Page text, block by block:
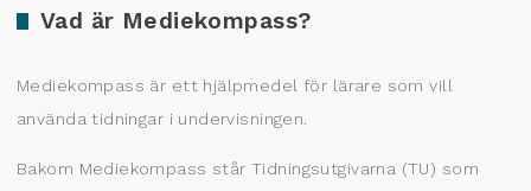
Vad är Mediekompass?
Mediekompass är ett hjälpmedel för lärare som vill
använda tidningar i undervisningen.
Bakom Mediekompass står Tidningsutgivarna (TU) som